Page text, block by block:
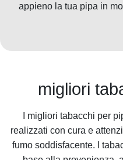
appieno la tua pipa in
migliori
I migliori tabacchi per
realizzati con cura e
fumo soddisfacente. I